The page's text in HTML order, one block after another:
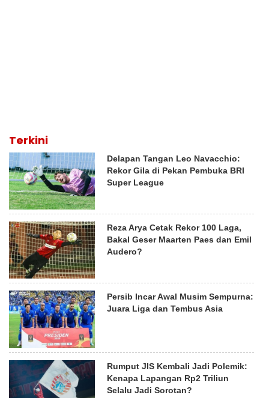
Terkini
Delapan Tangan Leo Navacchio:
Rekor Gila di Pekan Pembuka BRI
Super League
Reza Arya Cetak Rekor 100 Laga,
Bakal Geser Maarten Paes dan Emil
Audero?
Persib Incar Awal Musim Sempurna:
Juara Liga dan Tembus Asia
Rumput JIS Kembali Jadi Polemik:
Kenapa Lapangan Rp2 Triliun
Selalu Jadi Sorotan?